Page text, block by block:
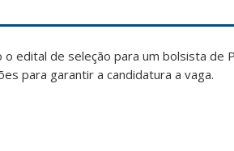
o edital de seleção para um bolsista de
para garantir a candidatura a vaga.